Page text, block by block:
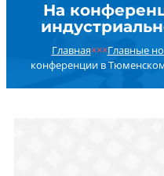
СТУДЕНТУ
ДОПОБРАЗОВАНИЕ
ОБ УНИВЕРСИТЕТЕ
НОВОСТИ
На
Главная×××Главные
конференции в